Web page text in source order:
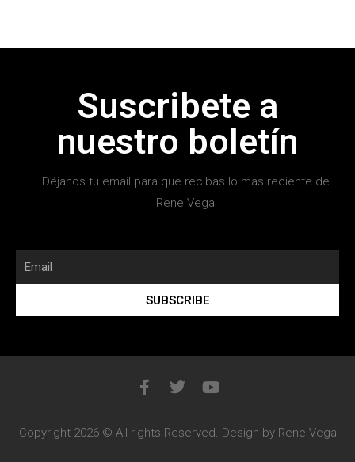
Suscribete a
nuestro boletín
Déjanos tu email para que recibas lo mas reciente de
Rene Vega
SUBSCRIBE
Copyright 2026 © All rights Reserved. Design by Rene Vega